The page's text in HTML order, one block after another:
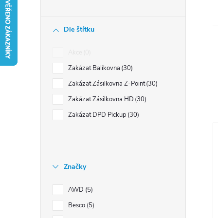
Dle štítku
Zakázat Balíkovna 30
Zakázat Zásilkovna Z-Point 30
Zakázat Zásilkovna HD 30
Zakázat DPD Pickup 30
Značky
AWD 5
Besco 5